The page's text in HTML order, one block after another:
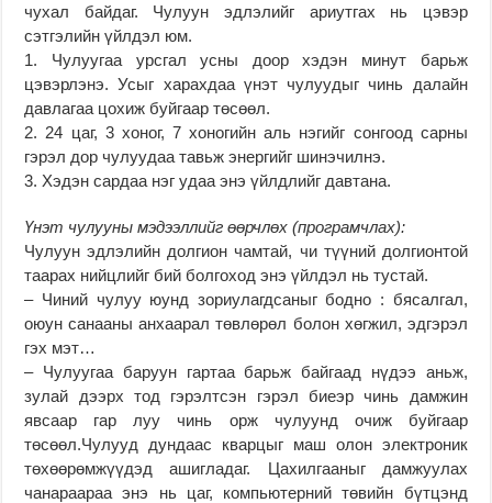
чухал байдаг. Чулуун эдлэлийг ариутгах нь цэвэр
сэтгэлийн үйлдэл юм.
1. Чулуугаа урсгал усны доор хэдэн минут барьж
цэвэрлэнэ. Усыг харахдаа үнэт чулуудыг чинь далайн
давлагаа цохиж буйгаар төсөөл.
2. 24 цаг, 3 хоног, 7 хоногийн аль нэгийг сонгоод сарны
гэрэл дор чулуудаа тавьж энергийг шинэчилнэ.
3. Хэдэн сардаа нэг удаа энэ үйлдлийг давтана.
Үнэт чулууны мэдээллийг өөрчлөх (програмчлах):
Чулуун эдлэлийн долгион чамтай, чи түүний долгионтой
таарах нийцлийг бий болгоход энэ үйлдэл нь тустай.
– Чиний чулуу юунд зориулагдсаныг бодно : бясалгал,
оюун санааны анхаарал төвлөрөл болон хөгжил, эдгэрэл
гэх мэт…
– Чулуугаа баруун гартаа барьж байгаад нүдээ аньж,
зулай дээрх тод гэрэлтсэн гэрэл биеэр чинь дамжин
явсаар гар луу чинь орж чулуунд очиж буйгаар
төсөөл.Чулууд дундаас кварцыг маш олон электроник
төхөөрөмжүүдэд ашигладаг. Цахилгааныг дамжуулах
чанараараа энэ нь цаг, компьютерний төвийн бүтцэнд